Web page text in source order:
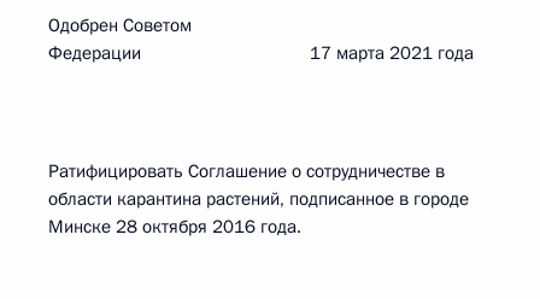
Одобрен Советом
Федерации 17 марта 2021 года
Ратифицировать Соглашение о сотрудничестве в
области карантина растений, подписанное в городе
Минске 28 октября 2016 года.